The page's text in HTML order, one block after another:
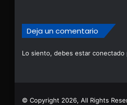
Deja un comentario
Lo siento, debes estar conectado
© Copyright 2026, All Rights